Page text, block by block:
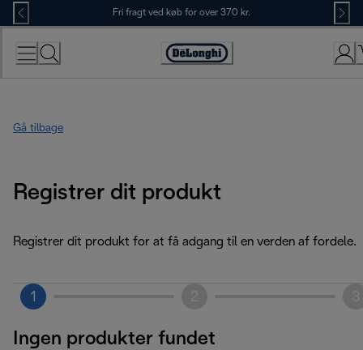
Skip
to
Content
Fri fragt ved køb for over 370 kr.
Accessibility
Gå tilbage
Registrer dit produkt
Registrer dit produkt for at få adgang til en verden af fordele.
1
Ingen produkter fundet